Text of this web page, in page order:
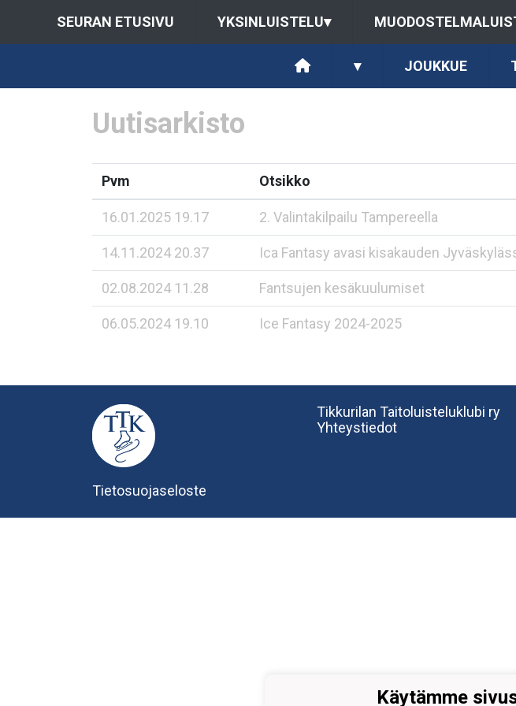
SEURAN ETUSIVU YKSINLUISTELU▾
▾ JOUKKUE
Uutisarkisto
Pvm Otsikko
16.01.2025 19.17 2. Valintakilpailu Tampereella
14.11.2024 20.37 Ica Fantasy avasi kisakauden
02.08.2024 11.28 Fantsujen kesäkuulumiset
06.05.2024 19.10 Ice Fantasy 2024-2025
Tietosuojaseloste
Tikkurilan Taitoluisteluklubi ry
Yhteystiedot
Käytämme